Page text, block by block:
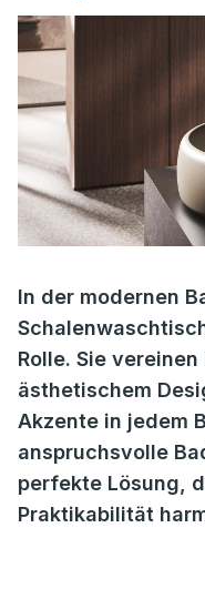
In der modernen
Rolle. Sie
ästhetischem
Akzente in jedem
anspruchsvolle
perfekte Lösung,
Praktikabilität